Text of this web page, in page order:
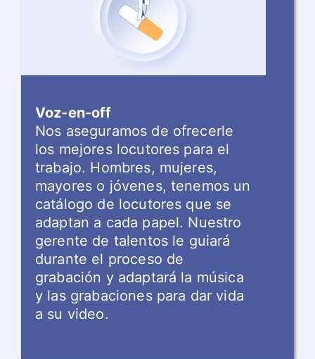
Voz-en-off
Nos aseguramos de ofrecerle
los mejores locutores para el
trabajo. Hombres, mujeres,
mayores o jóvenes, tenemos un
catálogo de locutores que se
adaptan a cada papel. Nuestro
gerente de talentos le guiará
durante el proceso de
grabación y adaptará la música
y las grabaciones para dar vida
a su video.